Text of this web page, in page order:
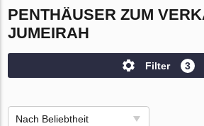
PENTHÄUSER ZUM
JUMEIRAH
Filter 3
Nach Beliebtheit